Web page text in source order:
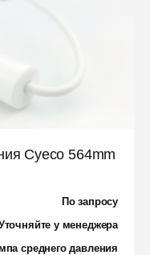
Cyeco 564mm
По запросу
у менеджера
среднего давления